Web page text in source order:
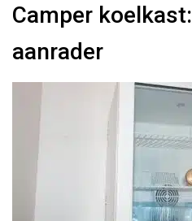
Camper
aanrader